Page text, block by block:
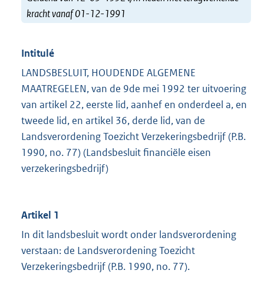
kracht vanaf 01-12-1991
Intitulé
LANDSBESLUIT, HOUDENDE ALGEMENE
MAATREGELEN, van de 9de mei 1992 ter uitvoering
van artikel 22, eerste lid, aanhef en onderdeel a, en
tweede lid, en artikel 36, derde lid, van de
Landsveror­dening Toezicht Verzekeringsbedrijf (P.B.
1990, no. 77) (Landsbesluit financiële eisen
verzekeringsbedrijf)
Artikel 1
In dit landsbesluit wordt onder landsverordening
verstaan: de Landsverordening Toezicht
Verzekeringsbedrijf (P.B. 1990, no. 77).